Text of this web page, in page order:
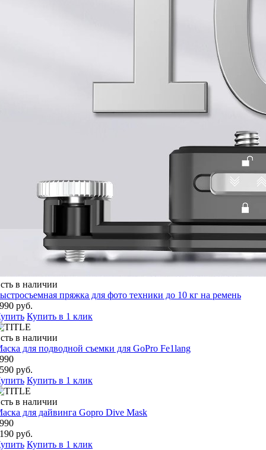
в наличии
пряжка для фото техники до 10 кг на ремень
руб.
Купить в 1 клик
в наличии
для подводной съемки для GoPro Fe1lang
руб.
Купить в 1 клик
в наличии
для дайвинга Gopro Dive Mask
руб.
Купить в 1 клик